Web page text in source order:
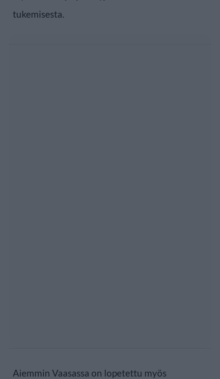
tukemisesta.
Aiemmin Vaasassa on lopetettu myös